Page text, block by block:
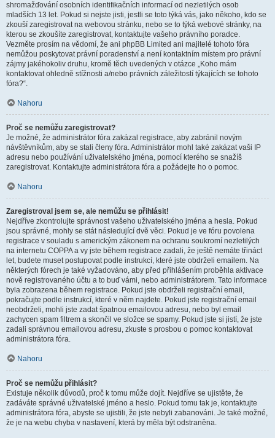
shromažďování osobních identifikačních informací od nezletilých osob
mladších 13 let. Pokud si nejste jisti, jestli se toto týká vás, jako někoho, kdo se
zkouší zaregistrovat na webovou stránku, nebo se to týká webové stránky, na
kterou se zkoušíte zaregistrovat, kontaktujte vašeho právního poradce.
Vezměte prosím na vědomí, že ani phpBB Limited ani majitelé tohoto fóra
nemůžou poskytovat právní poradenství a není kontaktním místem pro právní
zájmy jakéhokoliv druhu, kromě těch uvedených v otázce „Koho mám
kontaktovat ohledně stížnosti a/nebo právních záležitostí týkajících se tohoto
fóra?“.
Nahoru
Proč se nemůžu zaregistrovat?
Je možné, že administrátor fóra zakázal registrace, aby zabránil novým
návštěvníkům, aby se stali členy fóra. Administrátor mohl také zakázat vaši IP
adresu nebo používání uživatelského jména, pomocí kterého se snažíš
zaregistrovat. Kontaktujte administrátora fóra a požádejte ho o pomoc.
Nahoru
Zaregistroval jsem se, ale nemůžu se přihlásit!
Nejdříve zkontrolujte správnost vašeho uživatelského jména a hesla. Pokud
jsou správné, mohly se stát následující dvě věci. Pokud je ve fóru povolena
registrace v souladu s americkým zákonem na ochranu soukromí nezletilých
na internetu COPPA a vy jste během registrace zadali, že ještě nemáte třináct
let, budete muset postupovat podle instrukcí, které jste obdrželi emailem. Na
některých fórech je také vyžadováno, aby před přihlášením proběhla aktivace
nově registrovaného účtu a to buď vámi, nebo administrátorem. Tato informace
byla zobrazena během registrace. Pokud jste obdrželi registrační email,
pokračujte podle instrukcí, které v něm najdete. Pokud jste registrační email
neobdrželi, mohli jste zadat špatnou emailovou adresu, nebo byl email
zachycen spam filtrem a skončil ve složce se spamy. Pokud jste si jistí, že jste
zadali správnou emailovou adresu, zkuste s prosbou o pomoc kontaktovat
administrátora fóra.
Nahoru
Proč se nemůžu přihlásit?
Existuje několik důvodů, proč k tomu může dojít. Nejdříve se ujistěte, že
zadáváte správné uživatelské jméno a heslo. Pokud tomu tak je, kontaktujte
administrátora fóra, abyste se ujistili, že jste nebyli zabanováni. Je také možné,
že je na webu chyba v nastavení, která by měla být odstraněna.